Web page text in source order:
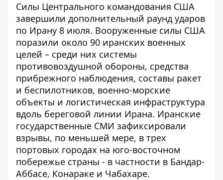
Силы Центрального командования США
завершили дополнительный раунд ударов
по Ирану 8 июля. Вооруженные силы США
поразили около 90 иранских военных
целей – среди них системы
противовоздушной обороны, средства
прибрежного наблюдения, составы ракет
и беспилотников, военно-морские
объекты и логистическая инфраструктура
вдоль береговой линии Ирана. Иранские
государственные СМИ зафиксировали
взрывы, по меньшей мере, в трех
портовых городах на юго-восточном
побережье страны - в частности в Бандар-
Аббасе, Конараке и Чабахаре.